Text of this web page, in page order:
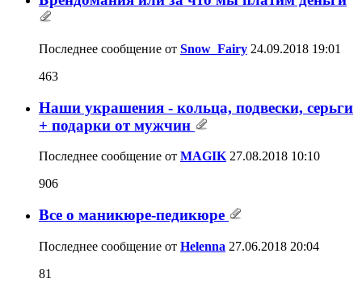
Последнее сообщение от Snow_Fairy 24.09.2018 19:01
463
Наши украшения - кольца, подвески, серьги
+ подарки от мужчин
Последнее сообщение от MAGIK 27.08.2018 10:10
906
Все о маникюре-педикюре
Последнее сообщение от Helenna 27.06.2018 20:04
81